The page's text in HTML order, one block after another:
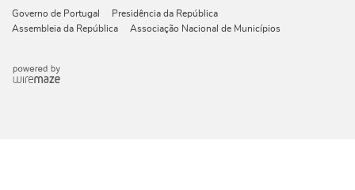
Governo de Portugal
Presidência da República
Assembleia da República
Associação Nacional de Municípios